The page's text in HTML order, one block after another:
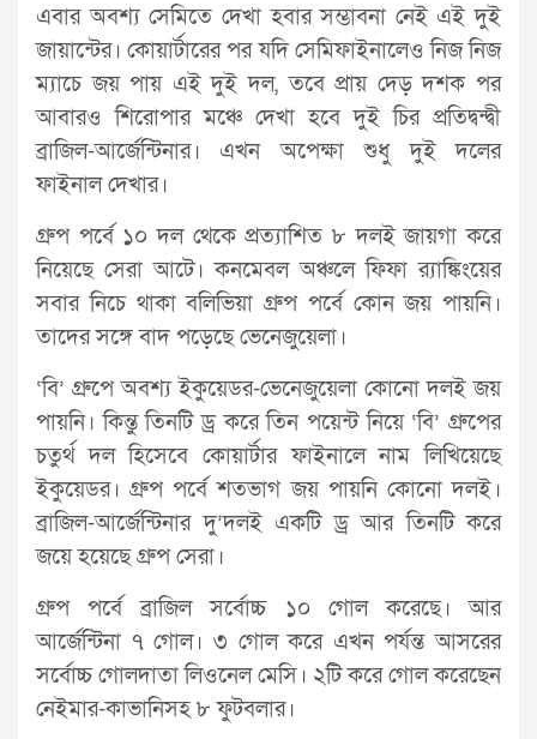
এবার অবশ্য সেমিতে দেখা হবার সম্ভাবনা নেই এই দুই
জায়ান্টের। কোয়ার্টারের পর যদি সেমিফাইনালেও নিজ নিজ
ম্যাচে জয় পায় এই দুই দল, তবে প্রায় দেড় দশক পর
আবারও শিরোপার মঞ্চে দেখা হবে দুই চির প্রতিদ্বন্দ্বী
ব্রাজিল-আর্জেন্টিনার। এখন অপেক্ষা শুধু দুই দলের
ফাইনাল দেখার।
গ্রুপ পর্বে ১০ দল থেকে প্রত্যাশিত ৮ দলই জায়গা করে
নিয়েছে সেরা আটে। কনমেবল অঞ্চলে ফিফা র‍্যাঙ্কিংয়ের
সবার নিচে থাকা বলিভিয়া গ্রুপ পর্বে কোন জয় পায়নি।
তাদের সঙ্গে বাদ পড়েছে ভেনেজুয়েলা।
‘বি’ গ্রুপে অবশ্য ইকুয়েডর-ভেনেজুয়েলা কোনো দলই জয়
পায়নি। কিন্তু তিনটি ড্র করে তিন পয়েন্ট নিয়ে ‘বি’ গ্রুপের
চতুর্থ দল হিসেবে কোয়ার্টার ফাইনালে নাম লিখিয়েছে
ইকুয়েডর। গ্রুপ পর্বে শতভাগ জয় পায়নি কোনো দলই।
ব্রাজিল-আর্জেন্টিনার দু’দলই একটি ড্র আর তিনটি করে
জয়ে হয়েছে গ্রুপ সেরা।
গ্রুপ পর্বে ব্রাজিল সর্বোচ্চ ১০ গোল করেছে। আর
আর্জেন্টিনা ৭ গোল। ৩ গোল করে এখন পর্যন্ত আসরের
সর্বোচ্চ গোলদাতা লিওনেল মেসি। ২টি করে গোল করেছেন
নেইমার-কাভানিসহ ৮ ফুটবলার।